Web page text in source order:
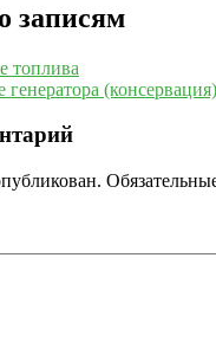
записям
топлива
(консервация)